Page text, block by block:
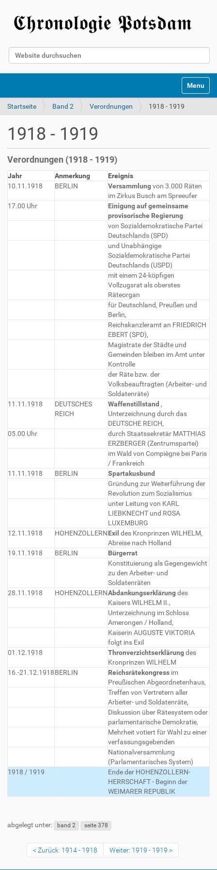
Website durchsuchen
Toggle
Startseite Band 2 Verordnungen 1918 - 1919
1918 - 1919
Verordnungen (1918 - 1919)
Jahr Anmerkung
Ereignis
10.11.1918
BERLIN Versammlungvon 3.000 Räten
im Zirkus Busch am Spreeufer
17.00 Uhr
Einigung auf gemeinsame
provisorische Regierung
von Sozialdemokratische Partei
Deutschlands (SPD)
und Unabhängige
Sozialdemokratische Partei
Deutschlands (USPD)
mit einem 24-köpfigen
Vollzugsrat als oberstes
Räteorgan
für Deutschland, Preußen und
Berlin,
Reichskanzleramt an FRIEDRICH
EBERT (SPD),
Magistrate der Städte und
Gemeinden bleiben im Amt unter
Kontrolle
der Räte bzw. der
Volksbeauftragten (Arbeiter- und
Soldatenräte)
11.11.1918
DEUTSCHES
REICH
Waffenstillstand ,
Unterzeichnung durch das
DEUTSCHE REICH,
05.00 Uhr
durch Staatssekretär MATTHIAS
ERZBERGER (Zentrumspartei)
im Wald von Compiègne bei Paris
/ Frankreich
11.11.1918
BERLIN
Spartakusbund
Gründung zur Weiterführung der
Revolution zum Sozialismus
unter Leitung von KARL
LIEBKNECHT und ROSA
LUXEMBURG
12.11.1918
HOHENZOLLERNExil des Kronprinzen WILHELM,
Abreise nach Holland
19.11.1918
BERLIN
Bürgerrat
Konstituierung als Gegengewicht
zu den Arbeiter- und
Soldatenräten
28.11.1918
HOHENZOLLERNAbdankungserklärungdes
Kaisers WILHELM II.,
Unterzeichnung im Schloss
Amerongen / Holland,
Kaiserin AUGUSTE VIKTORIA
folgt ins Exil
01.12.1918
Thronverzichtserklärungdes
Kronprinzen WILHELM
16.-21.12.1918BERLIN Reichsrätekongress im
Preußischen Abgeordnetenhaus,
Treffen von Vertretern aller
Arbeiter- und Soldatenräte,
Diskussion über Rätesystem oder
parlamentarische Demokratie,
Mehrheit votiert für Wahl zu einer
verfassungsgebenden
Nationalversammlung
(Parlamentarisches System)
1918 / 1919
Ende der HOHENZOLLERN-
HERRSCHAFT - Beginn der
WEIMARER REPUBLIK
abgelegt unter: band 2 seite 378
Zurück: 1914 - 1918 Weiter: 1919 - 1919